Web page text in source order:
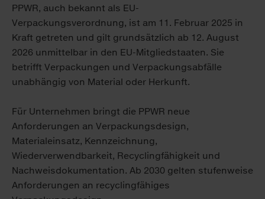
PPWR, auch bekannt als EU-
Verpackungsverordnung, ist am 11. Februar 2025 in
Kraft getreten und gilt grundsätzlich ab 12. August
2026 unmittelbar in den EU-Mitgliedstaaten. Sie
betrifft Verpackungen und Verpackungsabfälle
unabhängig von Material oder Herkunft.
Für Unternehmen bringt die PPWR neue
Anforderungen an Verpackungsdesign,
Materialeinsatz, Kennzeichnung,
Wiederverwendbarkeit, Recyclingfähigkeit und
Nachweisdokumentation. Ab 2030 gelten stufenweise
Anforderungen an recyclingfähiges